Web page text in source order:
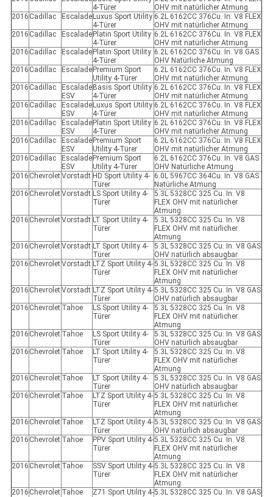
4-Türer
OHV mit natürlicher Atmung
2016 Cadillac Escalade Luxus Sport Utility
4-Türer
6.2L 6162CC 376Cu. In. V8 FLEX
OHV mit natürlicher Atmung
2016 Cadillac Escalade Platin Sport Utility
4-Türer
6.2L 6162CC 376Cu. In. V8 FLEX
OHV mit natürlicher Atmung
2016 Cadillac Escalade Platin Sport Utility
4-Türer
6.2L 6162CC 376Cu. In. V8 GAS
OHV Natürliche Atmung
2016 Cadillac Escalade Premium Sport
Utility 4-Türer
6.2L 6162CC 376Cu. In. V8 FLEX
OHV mit natürlicher Atmung
2016 Cadillac
Escalade
ESV
Basis Sport Utility
4-Türer
6.2L 6162CC 376Cu. In. V8 FLEX
OHV mit natürlicher Atmung
2016 Cadillac
Escalade
ESV
Luxus Sport Utility
4-Türer
6.2L 6162CC 376Cu. In. V8 FLEX
OHV mit natürlicher Atmung
2016 Cadillac
Escalade
ESV
Platin Sport Utility
4-Türer
6.2L 6162CC 376Cu. In. V8 FLEX
OHV mit natürlicher Atmung
2016 Cadillac
Escalade
ESV
Premium Sport
Utility 4-Türer
6.2L 6162CC 376Cu. In. V8 FLEX
OHV mit natürlicher Atmung
2016 Cadillac
Escalade
ESV
Premium Sport
Utility 4-Türer
6.2L 6162CC 376Cu. In. V8 GAS
OHV Natürliche Atmung
2016 ChevroletVorstadt HD Sport Utility 4-
Türer
6.0L 5967CC 364Cu. In. V8 GAS
Natürliche Atmung
2016 ChevroletVorstadt LS Sport Utility 4-
Türer
5.3L 5328CC 325 Cu. In. V8
FLEX OHV mit natürlicher
Atmung
2016 ChevroletVorstadt LT Sport Utility 4-
Türer
5.3L 5328CC 325 Cu. In. V8
FLEX OHV mit natürlicher
Atmung
2016 ChevroletVorstadt LT Sport Utility 4-
Türer
5.3L 5328CC 325 Cu. In. V8 GAS
OHV natürlich absaugbar
2016 ChevroletVorstadt LTZ Sport Utility 4-
Türer
5.3L 5328CC 325 Cu. In. V8
FLEX OHV mit natürlicher
Atmung
2016 ChevroletVorstadt LTZ Sport Utility 4-
Türer
5.3L 5328CC 325 Cu. In. V8 GAS
OHV natürlich absaugbar
2016 Chevrolet Tahoe
LS Sport Utility 4-
Türer
5.3L 5328CC 325 Cu. In. V8
FLEX OHV mit natürlicher
Atmung
2016 Chevrolet Tahoe
LS Sport Utility 4-
Türer
5.3L 5328CC 325 Cu. In. V8 GAS
OHV natürlich absaugbar
2016 Chevrolet Tahoe
LT Sport Utility 4-
Türer
5.3L 5328CC 325 Cu. In. V8
FLEX OHV mit natürlicher
Atmung
2016 Chevrolet Tahoe
LT Sport Utility 4-
Türer
5.3L 5328CC 325 Cu. In. V8 GAS
OHV natürlich absaugbar
2016 Chevrolet Tahoe
LTZ Sport Utility 4-
Türer
5.3L 5328CC 325 Cu. In. V8
FLEX OHV mit natürlicher
Atmung
2016 Chevrolet Tahoe
LTZ Sport Utility 4-
Türer
5.3L 5328CC 325 Cu. In. V8 GAS
OHV natürlich absaugbar
2016 Chevrolet Tahoe
PPV Sport Utility 4-
Türer
5.3L 5328CC 325 Cu. In. V8
FLEX OHV mit natürlicher
Atmung
2016 Chevrolet Tahoe
SSV Sport Utility 4-
Türer
5.3L 5328CC 325 Cu. In. V8
FLEX OHV mit natürlicher
Atmung
2016 Chevrolet Tahoe
Z71 Sport Utility 4-5.3L 5328CC 325 Cu. In. V8 GAS